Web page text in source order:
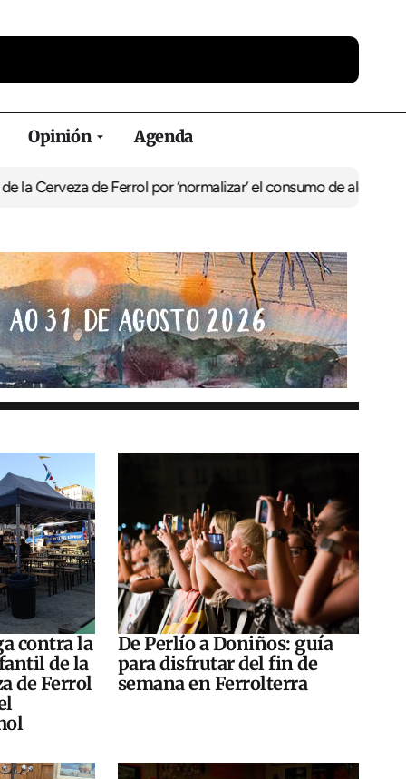
Opinión Agenda
Ferrol por ‘normalizar’ el consumo de alcoholDe Perlío a
contra la
de la
de Ferrol
De Perlío a Doniños: guía
para disfrutar del fin de
semana en Ferrolterra